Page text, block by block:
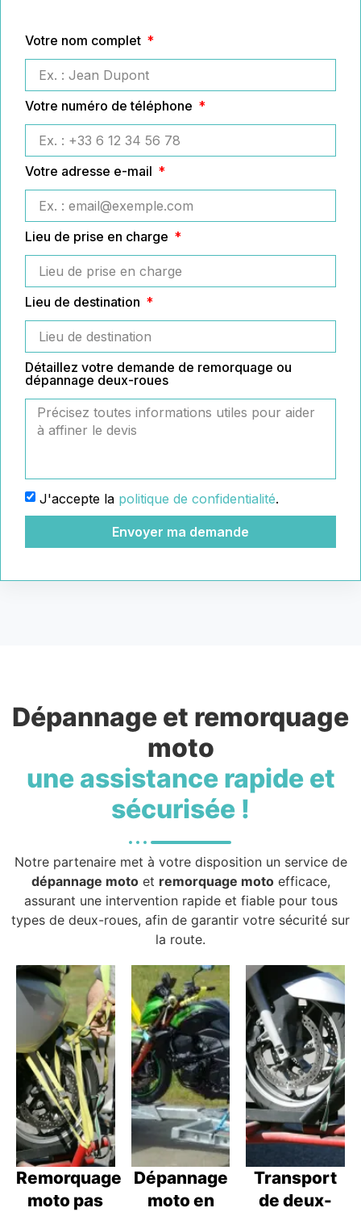
Votre nom complet
Votre numéro de téléphone
Votre adresse e-mail
Lieu de prise en charge
Lieu de destination
Détaillez votre demande de remorquage ou
dépannage deux-roues
J'accepte la politique de confidentialité.
Envoyer ma demande
Dépannage et remorquage
moto
une assistance rapide et
sécurisée !
Notre partenaire met à votre disposition un service de
dépannage motoet remorquage motoefficace,
assurant une intervention rapide et fiable pour tous
types de deux-roues, afin de garantir votre sécurité sur
la route.
Remorquage
moto pas
Dépannage
moto en
Transport
de deux-